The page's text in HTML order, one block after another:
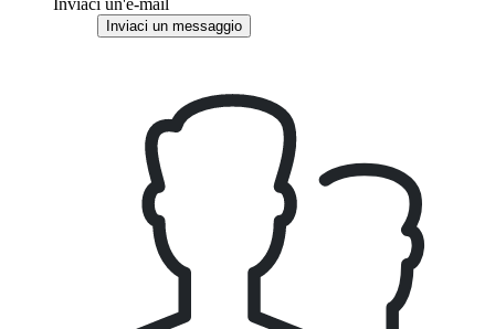
Inviaci un'e-mail
Inviaci un messaggio